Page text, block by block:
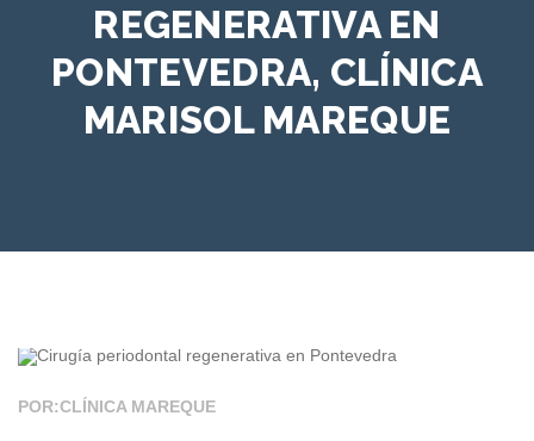
REGENERATIVA EN
PONTEVEDRA, CLÍNICA
MARISOL MAREQUE
POR:CLÍNICA MAREQUE